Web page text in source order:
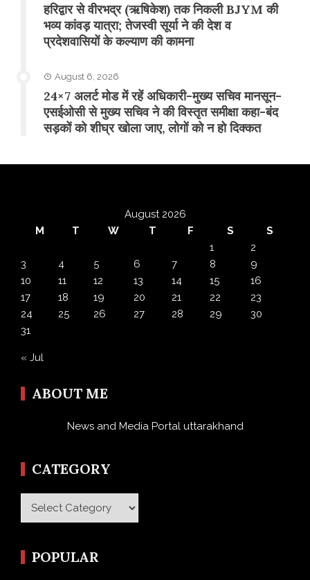
​हरिद्वार से वीरभद्र (ऋषिकेश) तक निकली BJYM की
भव्य कांवड़ यात्रा; तेजस्वी सूर्या ने की देश व
प्रदेशवासियों के कल्याण की कामना
August 6, 2026
24×7 अलर्ट मोड में रहें अधिकारी-मुख्य सचिव मानसून-
एसईओसी से मुख्य सचिव ने की विस्तृत समीक्षा कहा-बंद
सड़कों को शीघ्र खोला जाए, लोगों को न हो दिक्कत
August 2026
M
T W T F S
S
1
2
3
4 5 6 7 8
9
10
11 12 13 14 15
16
17
18 19 20 21 22
23
24
25 26 27 28 29
30
31
« Jul
ABOUT ME
News and Media Portal uttarakhand
CATEGORY
Category
POPULAR